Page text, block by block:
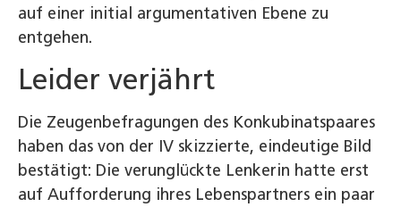
auf einer initial argumentativen Ebene zu
entgehen.
Leider verjährt
Die Zeugenbefragungen des Konkubinatspaares
haben das von der IV skizzierte, eindeutige Bild
bestätigt: Die verunglückte Lenkerin hatte erst
auf Aufforderung ihres Lebenspartners ein paar